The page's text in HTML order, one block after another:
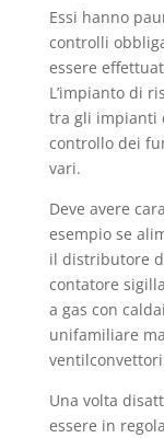
Essi hanno
controlli
essere
L’impianto di
tra gli impianti
controllo dei
vari.
Deve avere
esempio se
il distributore
contatore
a gas con
unifamiliare
Una volta
essere in